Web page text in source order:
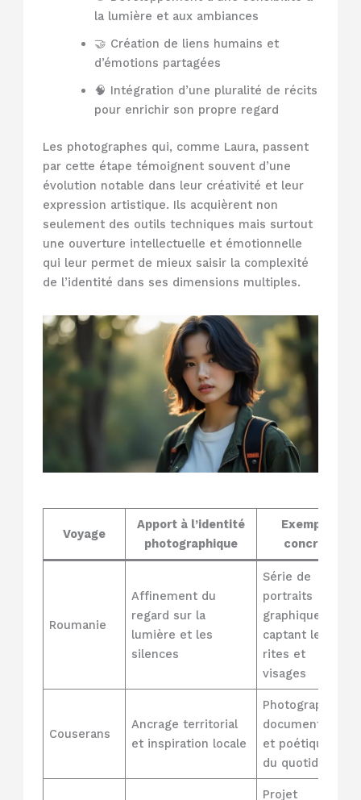
la lumière et aux ambiances
🤝 Création de liens humains et
d’émotions partagées
🧠 Intégration d’une pluralité de récits
pour enrichir son propre regard
Les photographes qui, comme Laura, passent
par cette étape témoignent souvent d’une
évolution notable dans leur créativité et leur
expression artistique. Ils acquièrent non
seulement des outils techniques mais surtout
une ouverture intellectuelle et émotionnelle
qui leur permet de mieux saisir la complexité
de l’identité dans ses dimensions multiples.
Voyage
Apport à l’identité
photographique
Exemple
concret
Roumanie
Affinement du
regard sur la
lumière et les
silences
Série de
portraits
graphiques
captant les
rites et
visages
Couserans
Ancrage territorial
et inspiration locale
Photographies
documentaires
et poétiques
du quotidien
Projet